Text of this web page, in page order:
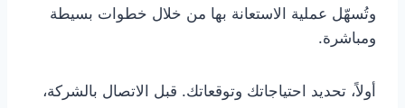
وتُسهّل عملية الاستعانة بها من خلال خطوات بسيطة
ومباشرة.
أولاً، تحديد احتياجاتك وتوقعاتك. قبل الاتصال بالشركة،